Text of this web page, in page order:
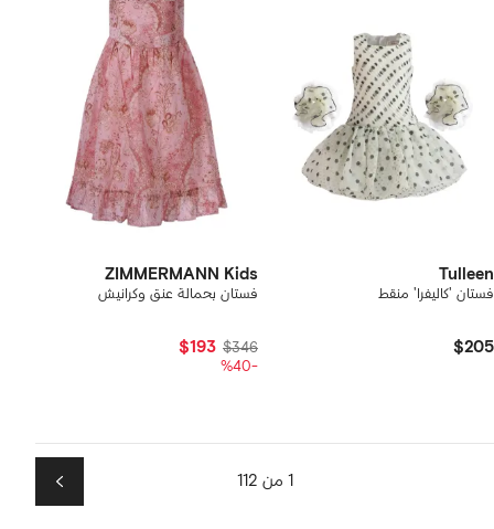
Tulleen
فستان 'كاليفرا' منقط
$205
ZIMMERMANN Kids
فستان بحمالة عنق وكرانيش
$346
$193
-%40
1 من 112 التالي